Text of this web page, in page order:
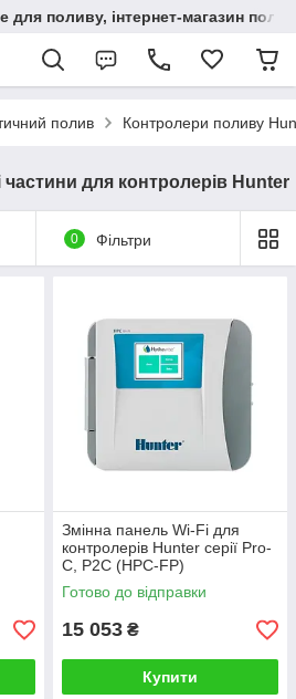
для поливу, інтернет-магазин
полив Контролери поливу
частини для контролерів Hunter
0 Фільтри
Змінна панель Wi-Fi для
контролерів Hunter серії Pro-
C, P2C (HPC-FP)
Готово до відправки
15 053 ₴
Купити